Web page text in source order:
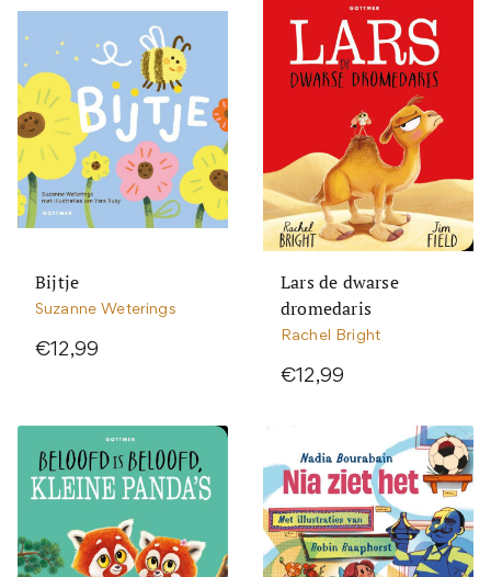
Bijtje
Suzanne Weterings
€12,99
Lars de dwarse
dromedaris
Rachel Bright
€12,99